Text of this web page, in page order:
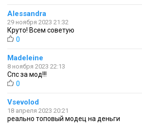
Alessandra
29 ноября 2023 21:32
Круто! Всем советую
0
Madeleine
8 ноября 2023 22:13
Спс за мод!!!
0
Vsevolod
18 апреля 2023 20:21
реально топовый модец на деньги